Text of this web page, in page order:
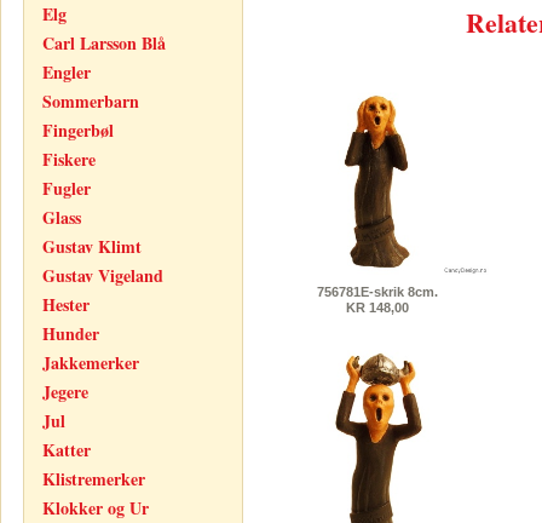
Elg
Carl Larsson Blå
Engler
Sommerbarn
Fingerbøl
Fiskere
Fugler
Glass
Gustav Klimt
Gustav Vigeland
Hester
Hunder
Jakkemerker
Jegere
Jul
Katter
Klistremerker
Klokker og Ur
756781E-skrik 8cm.
KR 148,00